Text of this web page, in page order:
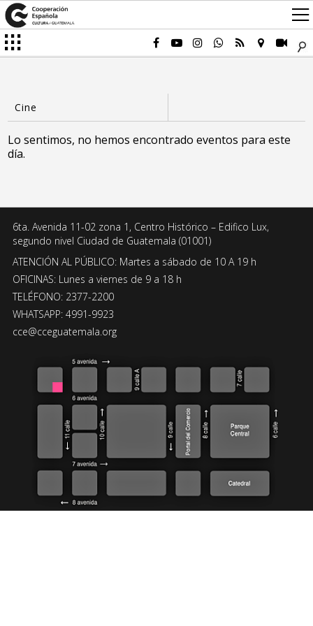
Lo sentimos, no hemos encontrado eventos para este
día.
6ta. Avenida 11-02 zona 1, Centro Histórico – Edifico Lux,
segundo nivel Ciudad de Guatemala (01001)
ATENCIÓN AL PÚBLICO: Martes a sábado de 10 A 19 h
OFICINAS: Lunes a viernes de 9 a 18 h
TELÉFONO: 2377-2200
WHATSAPP: 4991-9923
cce@cceguatemala.org